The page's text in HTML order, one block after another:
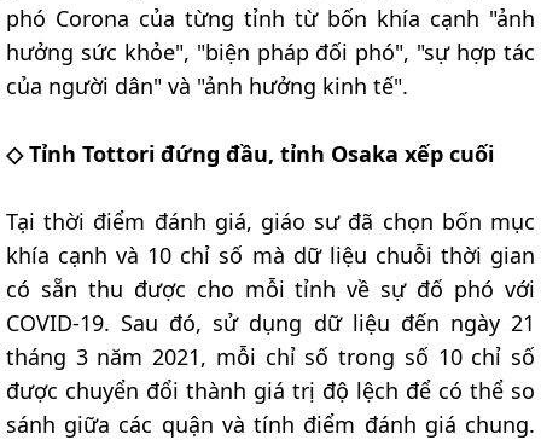
phó Corona của từng tỉnh từ bốn khía cạnh "ảnh
hưởng sức khỏe", "biện pháp đối phó", "sự hợp tác
của người dân" và "ảnh hưởng kinh tế".
◇ Tỉnh Tottori đứng đầu, tỉnh Osaka xếp cuối
Tại thời điểm đánh giá, giáo sư đã chọn bốn mục
khía cạnh và 10 chỉ số mà dữ liệu chuỗi thời gian
có sẵn thu được cho mỗi tỉnh về sự đố phó với
COVID-19. Sau đó, sử dụng dữ liệu đến ngày 21
tháng 3 năm 2021, mỗi chỉ số trong số 10 chỉ số
được chuyển đổi thành giá trị độ lệch để có thể so
sánh giữa các quận và tính điểm đánh giá chung.